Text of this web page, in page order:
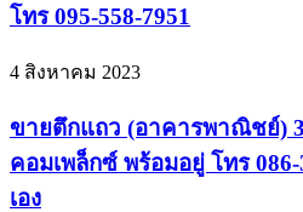
โทร 095-558-7951
4 สิงหาคม 2023
ขายตึกแถว (อาคารพาณิชย์)
คอมเพล็กซ์ พร้อมอยู่ โทร
เอง